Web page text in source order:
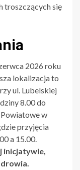
troszczących się
2026 roku
lokalizacja to
ul. Lubelskiej
8.00 do
w
przyjęcia
a 15.00.
inicjatywie,